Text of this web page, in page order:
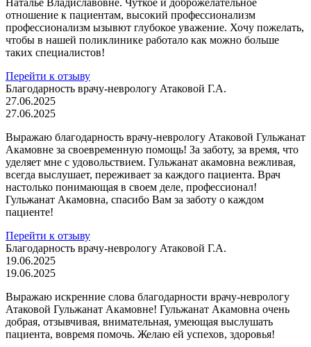
Наталье Владиславовне. Чуткое и доброжелательное
отношение к пациентам, высокий профессионализм
профессионализм ызывют глубокое уважение. Хочу пожелать,
чтобы в нашей поликлинике работало как можно больше
таких специалистов!
Перейти к отзыву
Благодарность врачу-неврологу Атаковой Г.А.
27.06.2025
27.06.2025
Выражаю благодарность врачу-неврологу Атаковой Гульжанат
Акамовне за своевременную помощь! За заботу, за время, что
уделяет мне с удовольствием. Гульжанат акамовна вежливая,
всегда выслушает, переживает за каждого пациента. Врач
настолько понимающая в своем деле, профессионал!
Гульжанат Акамовна, спасибо Вам за заботу о каждом
пациенте!
Перейти к отзыву
Благодарность врачу-неврологу Атаковой Г.А.
19.06.2025
19.06.2025
Выражаю искренние слова благодарности врачу-неврологу
Атаковой Гульжанат Акамовне! Гульжанат Акамовна очень
добрая, отзывчивая, внимательная, умеющая выслушать
пациента, вовремя помочь. Желаю ей успехов, здоровья!